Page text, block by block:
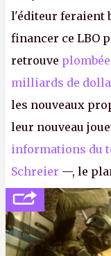
l'éditeur feraient
financer ce LBO
retrouve
milliards de
les nouveaux
leur nouveau
informations du
Schreier —, le
réductions de
studios et
FCetBattlefield,